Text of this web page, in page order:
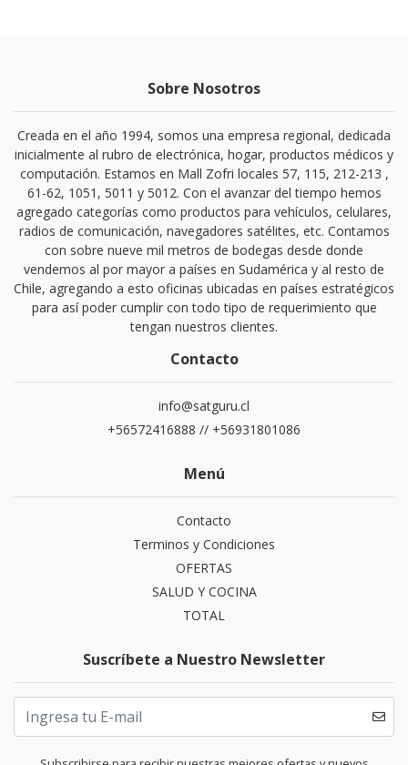
Sobre Nosotros
Creada en el año 1994, somos una empresa regional, dedicada
inicialmente al rubro de electrónica, hogar, productos médicos y
computación. Estamos en Mall Zofri locales 57, 115, 212-213 ,
61-62, 1051, 5011 y 5012. Con el avanzar del tiempo hemos
agregado categorías como productos para vehículos, celulares,
radios de comunicación, navegadores satélites, etc. Contamos
con sobre nueve mil metros de bodegas desde donde
vendemos al por mayor a países en Sudamérica y al resto de
Chile, agregando a esto oficinas ubicadas en países estratégicos
para así poder cumplir con todo tipo de requerimiento que
tengan nuestros clientes.
Contacto
info@satguru.cl
+56572416888 // +56931801086
Menú
Contacto
Terminos y Condiciones
OFERTAS
SALUD Y COCINA
TOTAL
Suscríbete a Nuestro Newsletter